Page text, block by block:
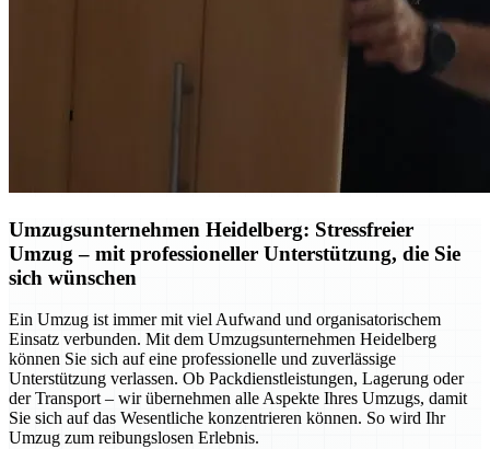
Umzugsunternehmen Heidelberg: Stressfreier
Umzug – mit professioneller Unterstützung, die Sie
sich wünschen
Ein Umzug ist immer mit viel Aufwand und organisatorischem
Einsatz verbunden. Mit dem Umzugsunternehmen Heidelberg
können Sie sich auf eine professionelle und zuverlässige
Unterstützung verlassen. Ob Packdienstleistungen, Lagerung oder
der Transport – wir übernehmen alle Aspekte Ihres Umzugs, damit
Sie sich auf das Wesentliche konzentrieren können. So wird Ihr
Umzug zum reibungslosen Erlebnis.